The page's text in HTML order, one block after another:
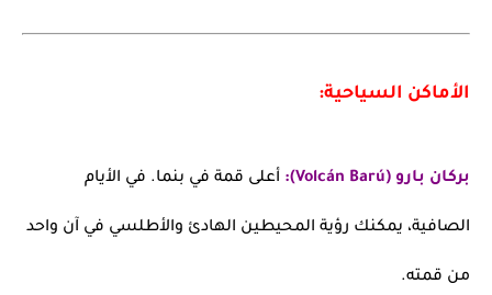
الأماكن السياحية:
بركان بارو (Volcán Barú): أعلى قمة في بنما. في الأيام
الصافية، يمكنك رؤية المحيطين الهادئ والأطلسي في آن واحد
من قمته.